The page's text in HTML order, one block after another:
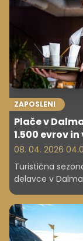
ZAPOSLENI
Plače v
1.500 evrov in
08. 04. 2026
Turistična
delavce v
1.500 in 1.600